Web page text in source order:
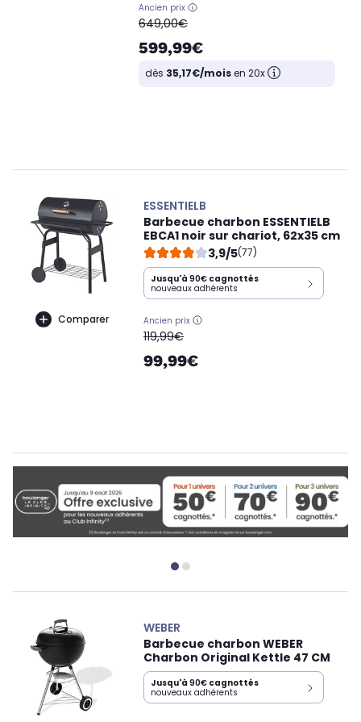
Ancien prix
oldPrice
649,00€
599,99€
dès 35,17€/moisen 20x
Comparer
ESSENTIELB
Barbecue charbon ESSENTIELB
EBCA1 noir sur chariot, 62x35 cm
3,9/5(77)
Jusqu'à 90€ cagnottés
nouveaux adhérents
Ancien prix
oldPrice
119,99€
99,99€
WEBER
Barbecue charbon WEBER
Charbon Original Kettle 47 CM
Jusqu'à 90€ cagnottés
nouveaux adhérents